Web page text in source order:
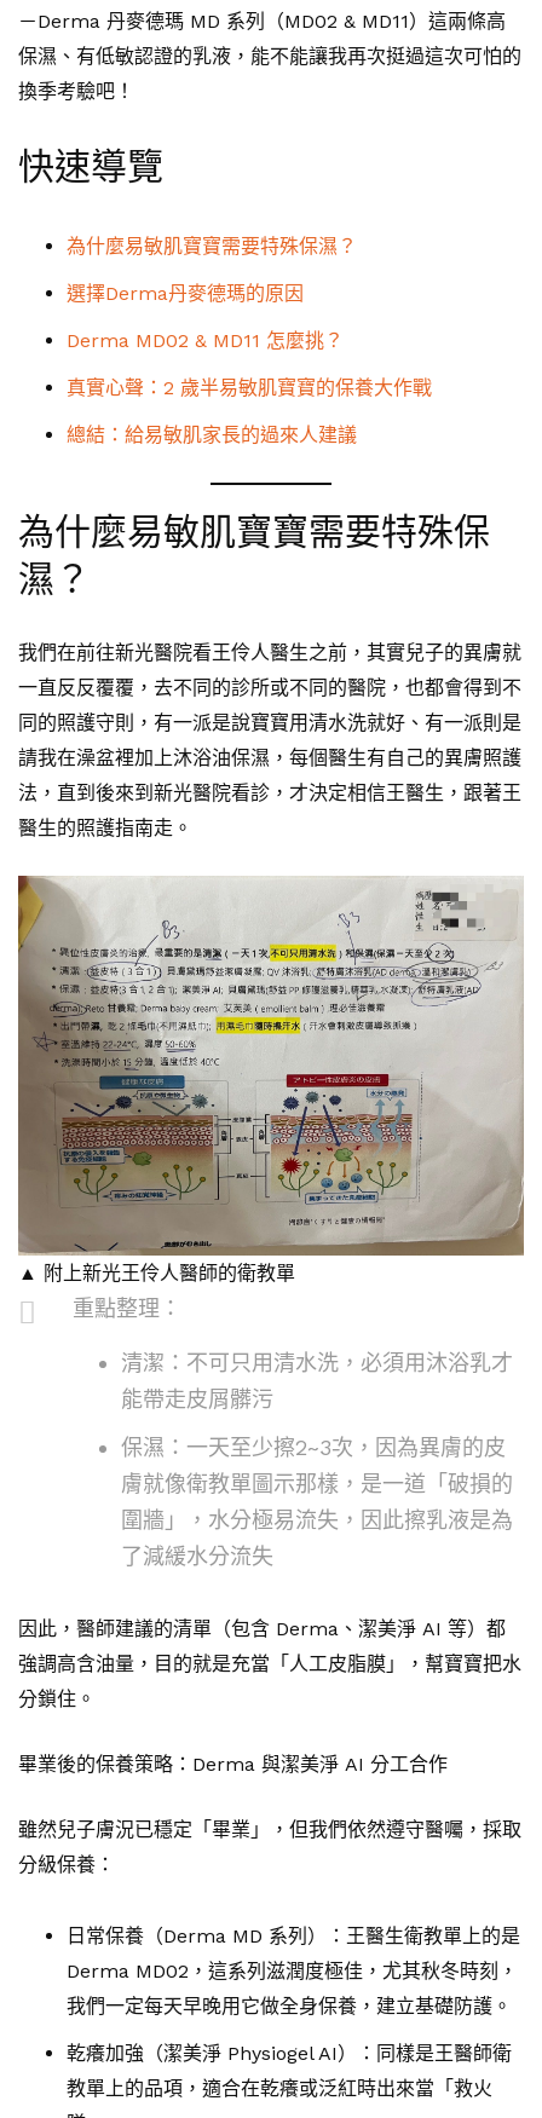
－Derma 丹麥德瑪 MD 系列（MD02 & MD11）這兩條高
保濕、有低敏認證的乳液，能不能讓我再次挺過這次可怕的
換季考驗吧！
快速導覽
為什麼易敏肌寶寶需要特殊保濕？
選擇Derma丹麥德瑪的原因
Derma MD02 & MD11 怎麼挑？
真實心聲：2 歲半易敏肌寶寶的保養大作戰
總結：給易敏肌家長的過來人建議
為什麼易敏肌寶寶需要特殊保
濕？
我們在前往新光醫院看王伶人醫生之前，其實兒子的異膚就
一直反反覆覆，去不同的診所或不同的醫院，也都會得到不
同的照護守則，有一派是說寶寶用清水洗就好、有一派則是
請我在澡盆裡加上沐浴油保濕，每個醫生有自己的異膚照護
法，直到後來到新光醫院看診，才決定相信王醫生，跟著王
醫生的照護指南走。
▲ 附上新光王伶人醫師的衛教單
重點整理：
清潔：不可只用清水洗，必須用沐浴乳才
能帶走皮屑髒污
保濕：一天至少擦2~3次，因為異膚的皮
膚就像衛教單圖示那樣，是一道「破損的
圍牆」，水分極易流失，因此擦乳液是為
了減緩水分流失
因此，醫師建議的清單（包含 Derma、潔美淨 AI 等）都
強調高含油量，目的就是充當「人工皮脂膜」，幫寶寶把水
分鎖住。
畢業後的保養策略：Derma 與潔美淨 AI 分工合作
雖然兒子膚況已穩定「畢業」，但我們依然遵守醫囑，採取
分級保養：
日常保養（Derma MD 系列）：王醫生衛教單上的是
Derma MD02，這系列滋潤度極佳，尤其秋冬時刻，
我們一定每天早晚用它做全身保養，建立基礎防護。
乾癢加強（潔美淨 Physiogel AI）：同樣是王醫師衛
教單上的品項，適合在乾癢或泛紅時出來當「救火